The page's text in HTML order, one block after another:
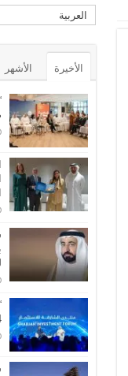
العربية
الأخيرة الأشهر
14